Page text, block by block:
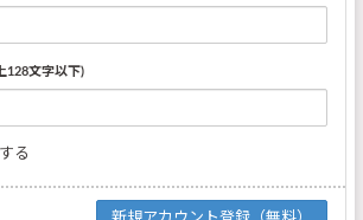
128文字以下)
る